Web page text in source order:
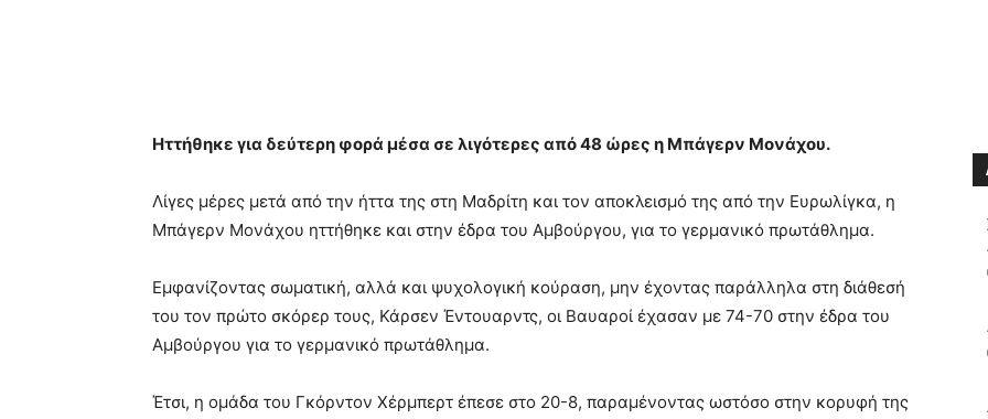
Ηττήθηκε για δεύτερη φορά μέσα σε λιγότερες από 48 ώρες η Μπάγερν Μονάχου.
Λίγες μέρες μετά από την ήττα της στη Μαδρίτη και τον αποκλεισμό της από την Ευρωλίγκα, η
Μπάγερν Μονάχου ηττήθηκε και στην έδρα του Αμβούργου, για το γερμανικό πρωτάθλημα.
Εμφανίζοντας σωματική, αλλά και ψυχολογική κούραση, μην έχοντας παράλληλα στη διάθεσή
του τον πρώτο σκόρερ τους, Κάρσεν Έντουαρντς, οι Βαυαροί έχασαν με 74-70 στην έδρα του
Αμβούργου για το γερμανικό πρωτάθλημα.
Έτσι, η ομάδα του Γκόρντον Χέρμπερτ έπεσε στο 20-8, παραμένοντας ωστόσο στην κορυφή της